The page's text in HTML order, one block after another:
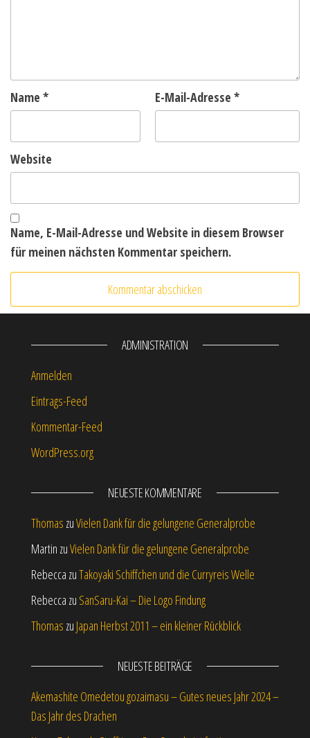
Name * E-Mail-Adresse *
Website
Name, E-Mail-Adresse und Website in diesem Browser
für meinen nächsten Kommentar speichern.
ADMINISTRATION
Anmelden
Eintrags-Feed
Kommentar-Feed
WordPress.org
NEUESTE KOMMENTARE
Thomas zuVielen Dank für die gelungene Generalprobe
Martin zuVielen Dank für die gelungene Generalprobe
Rebecca zuTakoyaki Schiffchen und die Curryreis Welle
Rebecca zu SanSaru-Kai – Die Logo Findung
Thomas zu Japan Herbst 2011 – ein kleiner Rückblick
NEUESTE BEITRÄGE
Akemashite Omedetou gozaimasu – Gutes neues Jahr 2024 –
Das Jahr des Drachen